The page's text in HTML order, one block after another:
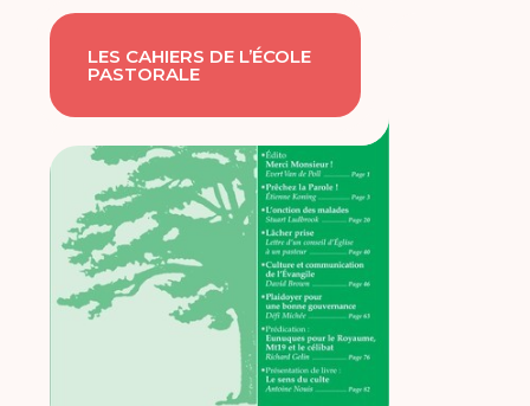
LES CAHIERS DE L’ÉCOLE
PASTORALE